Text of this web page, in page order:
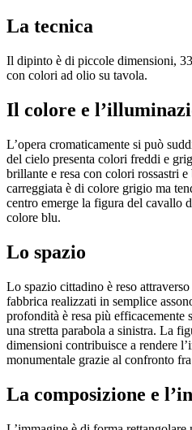
La tecnica
Il dipinto è di piccole dimensioni,
con colori ad olio su tavola.
Il colore e
L’opera cromaticamente si può
del cielo presenta colori freddi e
brillante e resa con colori rossastri
carreggiata è di colore grigio ma
centro emerge la figura del cavallo
colore blu.
Lo spazio
Lo spazio cittadino è reso
fabbrica realizzati in semplice
profondità è resa più efficacemente
una stretta parabola a sinistra. La
dimensioni contribuisce a rendere
monumentale grazie al confronto
La composizione e